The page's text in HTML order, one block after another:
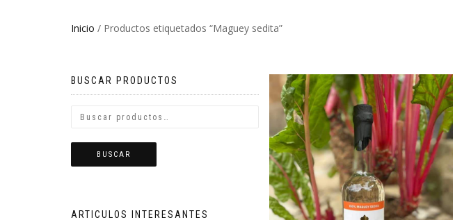
Inicio / Productos etiquetados “Maguey sedita”
BUSCAR PRODUCTOS
BUSCAR
ARTICULOS INTERESANTES